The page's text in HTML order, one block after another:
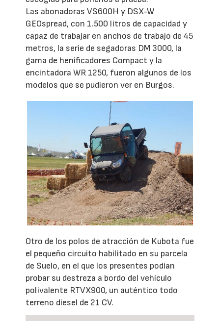
Las abonadoras VS600H y DSX-W
GEOspread, con 1.500 litros de capacidad y
capaz de trabajar en anchos de trabajo de 45
metros, la serie de segadoras DM 3000, la
gama de henificadores Compact y la
encintadora WR 1250, fueron algunos de los
modelos que se pudieron ver en Burgos.
Otro de los polos de atracción de Kubota fue
el pequeño circuito habilitado en su parcela
de Suelo, en el que los presentes podían
probar su destreza a bordo del vehículo
polivalente RTVX900, un auténtico todo
terreno diesel de 21 CV.